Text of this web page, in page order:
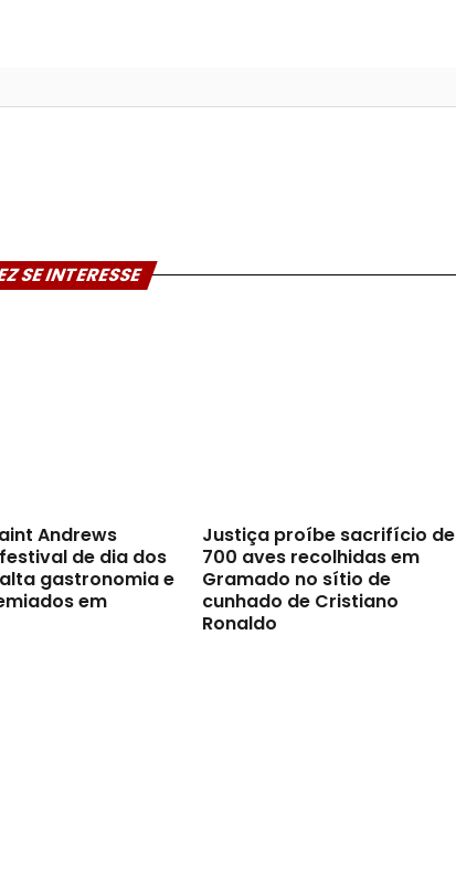
SE INTERESSE
Andrews
de dia dos
gastronomia e
em
Justiça proíbe sacrifício de
700 aves recolhidas em
Gramado no sítio de
cunhado de Cristiano
Ronaldo